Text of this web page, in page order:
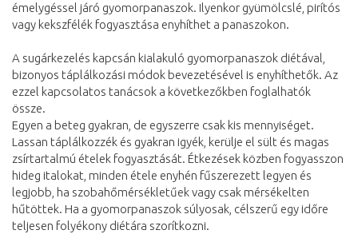
émelygéssel járó gyomorpanaszok. Ilyenkor gyümölcslé, pirítós
vagy kekszfélék fogyasztása enyhíthet a panaszokon.
A sugárkezelés kapcsán kialakuló gyomorpanaszok diétával,
bizonyos táplálkozási módok bevezetésével is enyhíthetők. Az
ezzel kapcsolatos tanácsok a következőkben foglalhatók
össze.
Egyen a beteg gyakran, de egyszerre csak kis mennyiséget.
Lassan táplálkozzék és gyakran igyék, kerülje el sült és magas
zsírtartalmú ételek fogyasztását. Étkezések közben fogyasszon
hideg italokat, minden étele enyhén fűszerezett legyen és
legjobb, ha szobahőmérsékletűek vagy csak mérsékelten
hűtöttek. Ha a gyomorpanaszok súlyosak, célszerű egy időre
teljesen folyékony diétára szorítkozni.